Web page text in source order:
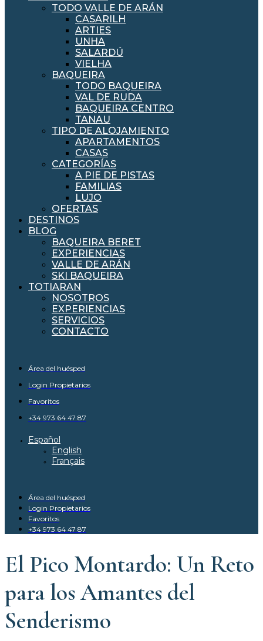
TODO VALLE DE ARÁN
CASARILH
ARTIES
UNHA
SALARDÚ
VIELHA
BAQUEIRA
TODO BAQUEIRA
VAL DE RUDA
BAQUEIRA CENTRO
TANAU
TIPO DE ALOJAMIENTO
APARTAMENTOS
CASAS
CATEGORÍAS
A PIE DE PISTAS
FAMILIAS
LUJO
OFERTAS
DESTINOS
BLOG
BAQUEIRA BERET
EXPERIENCIAS
VALLE DE ARÁN
SKI BAQUEIRA
TOTIARAN
NOSOTROS
EXPERIENCIAS
SERVICIOS
CONTACTO
Área del huésped
Login Propietarios
Favoritos
+34 973 64 47 87
Español
English
Français
Área del huésped
Login Propietarios
Favoritos
+34 973 64 47 87
El Pico Montardo: Un Reto
para los Amantes del
Senderismo